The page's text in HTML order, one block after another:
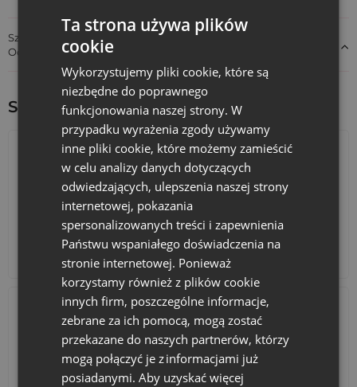
Szczegóły dotyczące zgodności produktu z przepisami:
Odpowiedzialność za produkt
Sprawdź inne ciekawe produkty:
Kalendarze adwentowe
Ta strona używa plików
cookie
Wykorzystujemy pliki cookie, które są
niezbędne do poprawnego
funkcjonowania naszej strony. W
przypadku wyrażenia zgody używamy
inne pliki cookie, które możemy zamieścić
w celu analizy danych dotyczących
odwiedzających, ulepszenia naszej strony
internetowej, pokazania
spersonalizowanych treści i zapewnienia
Państwu wspaniałego doświadczenia na
stronie internetowej. Ponieważ
korzystamy również z plików cookie
innych firm, poszczególne informacje,
zebrane za ich pomocą, mogą zostać
przekazane do naszych partnerów, którzy
mogą połączyć je z informacjami już
posiadanymi. Aby uzyskać więcej